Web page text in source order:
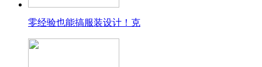
零经验也能搞服装设计！克